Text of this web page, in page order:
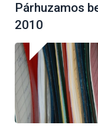
Párhuzamos
2010